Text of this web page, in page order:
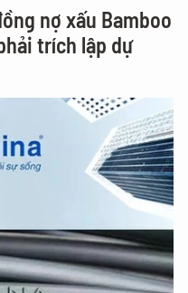
nợ xấu Bamboo
trích lập dự